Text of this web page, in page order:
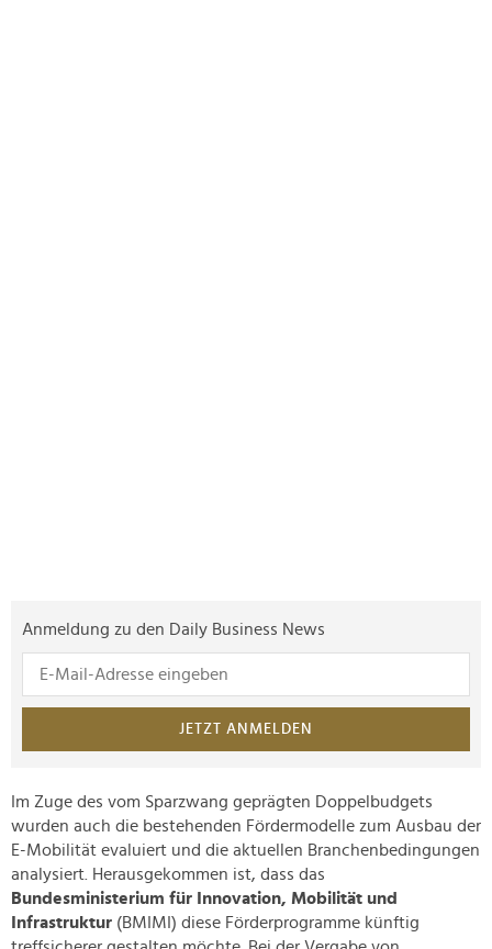
Anmeldung zu den Daily Business News
JETZT ANMELDEN
Im Zuge des vom Sparzwang geprägten Doppelbudgets
wurden auch die bestehenden Fördermodelle zum Ausbau der
E-Mobilität evaluiert und die aktuellen Branchenbedingungen
analysiert. Herausgekommen ist, dass das
Bundesministerium für Innovation, Mobilität und
Infrastruktur (BMIMI) diese Förderprogramme künftig